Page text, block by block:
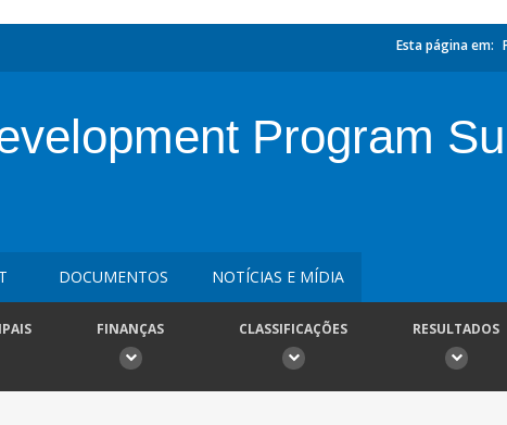
Esta página em:
Program
DOCUMENTOS NOTÍCIAS E MÍDIA
FINANÇAS CLASSIFICAÇÕES RESULTADOS